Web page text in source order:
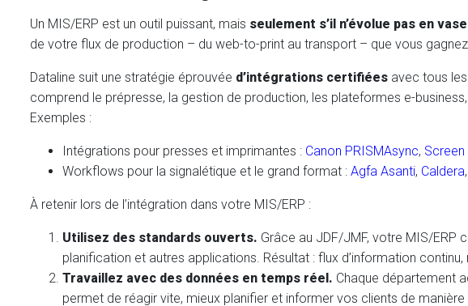
Un MIS/ERP est un outil puissant, mais seulement s’il n’évolue pas en
de votre flux de production – du web-to-print au transport – que vous
Dataline suit une stratégie éprouvée d’intégrations certifiées avec tous
comprend le prépresse, la gestion de production, les plateformes e-
Exemples :
Intégrations pour presses et imprimantes : Canon PRISMAsync, Screen
Workflows pour la signalétique et le grand format : Agfa Asanti, Caldera,
À retenir lors de l’intégration dans votre MIS/ERP :
Utilisez des standards ouverts. Grâce au JDF/JMF, votre MIS/ERP
planification et autres applications. Résultat : flux d’information continu,
Travaillez avec des données en temps réel. Chaque département
permet de réagir vite, mieux planifier et informer vos clients de manière